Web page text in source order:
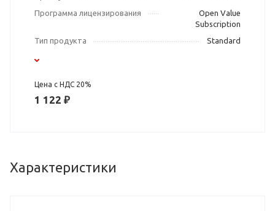
Программа лицензирования
Open Value
Subscription
Тип продукта
Standard
Цена с НДС 20%
1 122 ₽
Характеристики